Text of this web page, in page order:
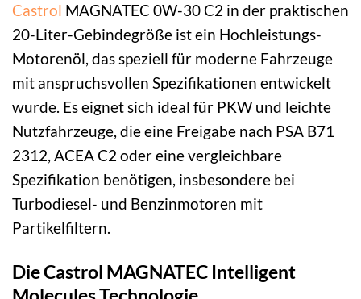
Castrol MAGNATEC 0W-30 C2 in der praktischen
20-Liter-Gebindegröße ist ein Hochleistungs-
Motorenöl, das speziell für moderne Fahrzeuge
mit anspruchsvollen Spezifikationen entwickelt
wurde. Es eignet sich ideal für PKW und leichte
Nutzfahrzeuge, die eine Freigabe nach PSA B71
2312, ACEA C2 oder eine vergleichbare
Spezifikation benötigen, insbesondere bei
Turbodiesel- und Benzinmotoren mit
Partikelfiltern.
Die Castrol MAGNATEC Intelligent